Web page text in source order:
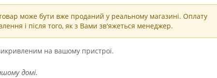
може бути вже проданий у реальному магазині. Оплату
і після того, як з Вами зв'яжеться менеджер.
на вашому пристрої.
домі.